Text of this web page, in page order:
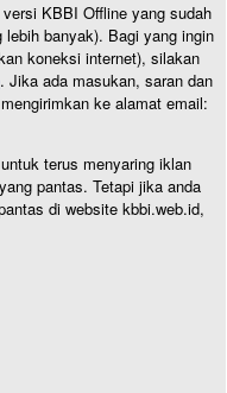
KBBI Offline yang sudah
banyak). Bagi yang ingin
koneksi internet), silakan
. Jika ada masukan, saran dan
ke alamat email:
terus menyaring iklan
pantas. Tetapi jika anda
di website kbbi.web.id,